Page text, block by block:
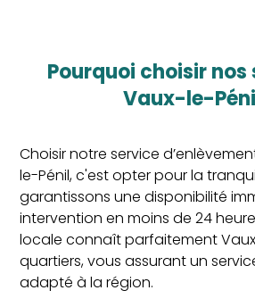
Pourquoi choisir nos services à
Vaux-le-
Choisir notre service
le-Pénil, c'est opter pour la
garantissons une disponibilité
intervention en moins de 24
locale connaît parfaitement
quartiers, vous assurant un
adapté à la région.